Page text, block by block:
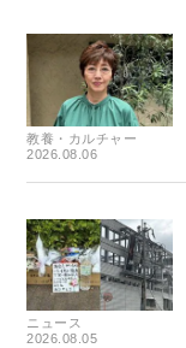
教養・カルチャー
2026.08.06
ニュース
2026.08.05